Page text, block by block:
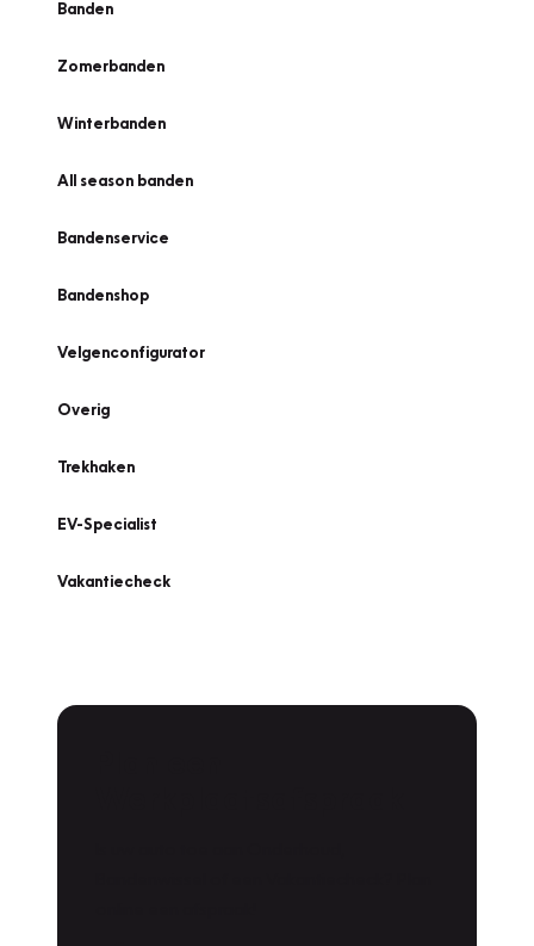
Banden
Zomerbanden
Winterbanden
All season banden
Bandenservice
Bandenshop
Velgenconfigurator
Overig
Trekhaken
EV-Specialist
Vakantiecheck